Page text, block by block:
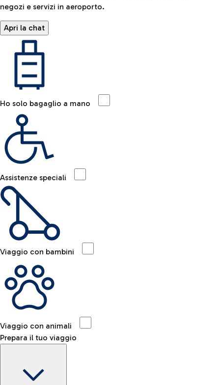
negozi e servizi in aeroporto.
Apri la chat
Ho solo bagaglio a mano
Assistenze speciali
Viaggio con bambini
Viaggio con animali
Prepara il tuo viaggio